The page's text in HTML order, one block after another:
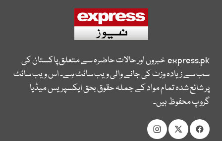
express.pkخبروں اور حالات حاضرہ سے متعلق پاکستان کی
سب سے زیادہ وزٹ کی جانے والی ویب سائٹ ہے۔ اس ویب سائٹ
پر شائع شدہ تمام مواد کے جملہ حقوق بحق ایکسپریس میڈیا
گروپ محفوظ ہیں۔